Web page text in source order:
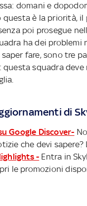
domani e
questa è la priorità,
poi prosegue
ha dei
fare, sono tre
questa squadra
di
Google Discover-
che devi
- Entra in
le promozioni